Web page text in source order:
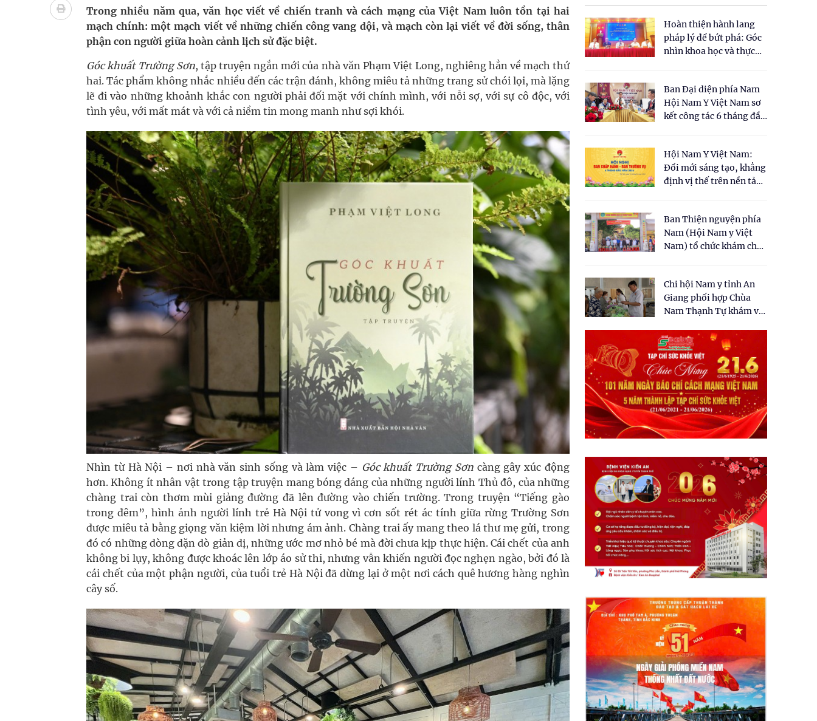
Nhiều lợi thế để nâng chất lượng y tế
Vương Thành Công: Khi việc học bắt đầu từ trải nghiệm thực tế
Tầm soát sớm ung thư vú giúp cứu sống hàng nghìn phụ nữ mỗi năm
Giải pháp nâng cao thị lực thời hiện đại
Trong nhiều năm qua, văn học viết về chiến tranh và cách mạng của Việt Nam luôn tồn tại hai
mạch chính: một mạch viết về những chiến công vang dội, và mạch còn lại viết về đời sống, thân
phận con người giữa hoàn cảnh lịch sử đặc biệt.
Góc khuất Trường Sơn, tập truyện ngắn mới của nhà văn Phạm Việt Long, nghiêng hẳn về mạch thứ
hai. Tác phẩm không nhắc nhiều đến các trận đánh, không miêu tả những trang sử chói lọi, mà lặng
lẽ đi vào những khoảnh khắc con người phải đối mặt với chính mình, với nỗi sợ, với sự cô độc, với
tình yêu, với mất mát và với cả niềm tin mong manh như sợi khói.
Nhìn từ Hà Nội – nơi nhà văn sinh sống và làm việc – Góc khuất Trường Sơncàng gây xúc động
hơn. Không ít nhân vật trong tập truyện mang bóng dáng của những người lính Thủ đô, của những
chàng trai còn thơm mùi giảng đường đã lên đường vào chiến trường. Trong truyện “Tiếng gào
trong đêm”, hình ảnh người lính trẻ Hà Nội tử vong vì cơn sốt rét ác tính giữa rừng Trường Sơn
được miêu tả bằng giọng văn kiệm lời nhưng ám ảnh. Chàng trai ấy mang theo lá thư mẹ gửi, trong
đó có những dòng dặn dò giản dị, những ước mơ nhỏ bé mà đời chưa kịp thực hiện. Cái chết của anh
không bi lụy, không được khoác lên lớp áo sử thi, nhưng vẫn khiến người đọc nghẹn ngào, bởi đó là
cái chết của một phận người, của tuổi trẻ Hà Nội đã dừng lại ở một nơi cách quê hương hàng nghìn
cây số.
Hoàn thiện hành lang
pháp lý để bứt phá: Góc
nhìn khoa học và thực
cho Luật Y dược cổ
truyền Việt Nam"
Ban Đại diện phía Nam
Hội Nam Y Việt Nam sơ
kết công tác 6 tháng đầu
Hội Nam Y Việt Nam:
Đổi mới sáng tạo, khẳng
định vị thế trên nền tảng
Ban Thiện nguyện phía
Nam (Hội Nam y Việt
Nam) tổ chức khám chữa
dân tại xã Tân Tập
Chi hội Nam y tỉnh An
Giang phối hợp Chùa
Nam Thạnh Tự khám và
nhân dân